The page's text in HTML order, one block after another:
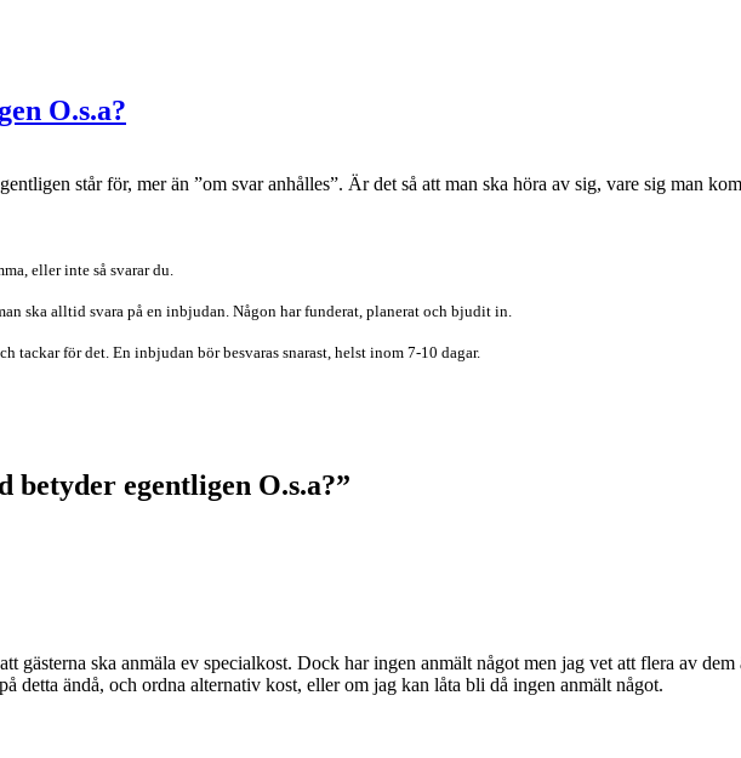
O.s.a?
står för, mer än ”om svar anhålles”. Är det så att man ska höra av sig, vare sig man
eller inte så svarar du.
ska alltid svara på en inbjudan. Någon har funderat, planerat och bjudit in.
tackar för det. En inbjudan bör besvaras snarast, helst inom 7-10 dagar.
betyder egentligen O.s.a?”
gästerna ska anmäla ev specialkost. Dock har ingen anmält något men jag vet att flera av
detta ändå, och ordna alternativ kost, eller om jag kan låta bli då ingen anmält något.